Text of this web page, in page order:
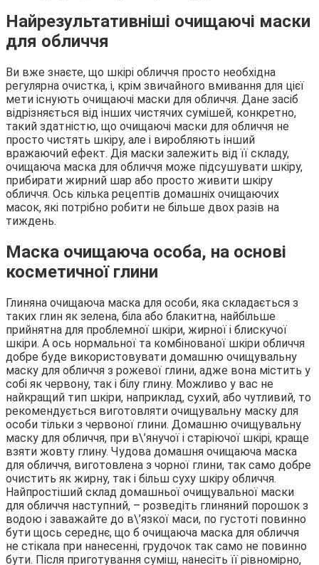
Найрезультативніші очищаючі маски
для обличчя
Ви вже знаєте, що шкірі обличчя просто необхідна
регулярна очистка, і, крім звичайного вмивання для цієї
мети існують очищаючі маски для обличчя. Дане засіб
відрізняється від інших чистячих сумішей, конкретно,
такий здатністю, що очищаючі маски для обличчя не
просто чистять шкіру, але і виробляють інший
вражаючий ефект. Дія маски залежить від її складу,
очищаюча маска для обличчя може підсушувати шкіру,
прибирати жирний шар або просто живити шкіру
обличчя. Ось кілька рецептів домашніх очищаючих
масок, які потрібно робити не більше двох разів на
тиждень.
Маска очищаюча особа, на основі
косметичної глини
Глиняна очищаюча маска для особи, яка складається з
таких глин як зелена, біла або блакитна, найбільше
прийнятна для проблемної шкіри, жирної і блискучої
шкіри. А ось нормальної та комбінованої шкіри обличчя
добре буде використовувати домашню очищувальну
маску для обличчя з рожевої глини, адже вона містить у
собі як червону, так і білу глину. Можливо у вас не
найкращий тип шкіри, наприклад, сухий, або чутливий, то
рекомендується виготовляти очищувальну маску для
особи тільки з червоної глини. Домашню очищувальну
маску для обличчя, при в\’янучої і старіючої шкірі, краще
взяти жовту глину. Чудова домашня очищаюча маска
для обличчя, виготовлена з чорної глини, так само добре
очистить як жирну, так і більш суху шкіру обличчя.
Найпростіший склад домашньої очищувальної маски
для обличчя наступний, – розведіть глиняний порошок з
водою і заважайте до в\’язкої маси, по густоті повинно
бути щось середнє, що б очищаюча маска для обличчя
не стікала при нанесенні, грудочок так само не повинно
бути. Після приготування суміш, нанесіть її рівномірно,